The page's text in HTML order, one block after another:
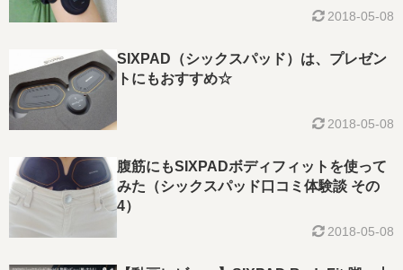
2018-05-08
SIXPAD（シックスパッド）は、プレゼン
トにもおすすめ☆
2018-05-08
腹筋にもSIXPADボディフィットを使って
みた（シックスパッド口コミ体験談 その
4）
2018-05-08